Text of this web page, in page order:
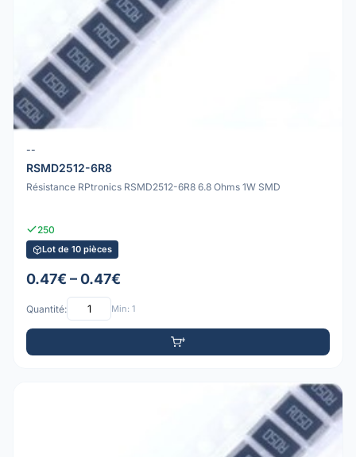
--
RSMD2512-6R8
Résistance RPtronics RSMD2512-6R8 6.8 Ohms 1W SMD
250
Lot de 10 pièces
0.47€ – 0.47€
Quantité: Min: 1